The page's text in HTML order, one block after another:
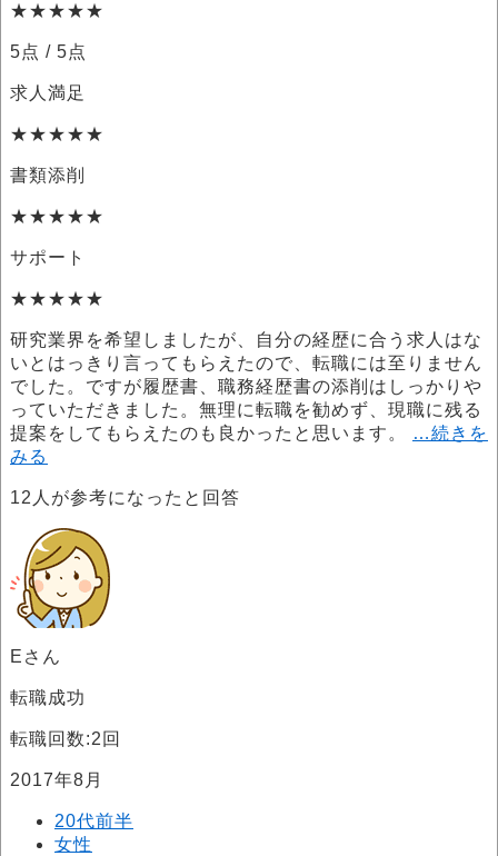
★★★★★
5点 / 5点
求人満足
★★★★★
書類添削
★★★★★
サポート
★★★★★
研究業界を希望しましたが、自分の経歴に合う求人はな
いとはっきり言ってもらえたので、転職には至りません
でした。ですが履歴書、職務経歴書の添削はしっかりや
っていただきました。無理に転職を勧めず、現職に残る
提案をしてもらえたのも良かったと思います。
…続きを
みる
12 人が参考になったと回答
Eさん
転職成功
転職回数:2回
2017年8月
20代前半
女性